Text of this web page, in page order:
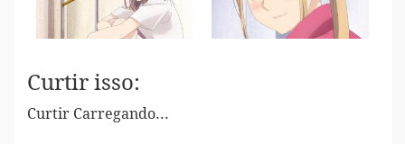
Curtir isso:
Curtir Carregando...